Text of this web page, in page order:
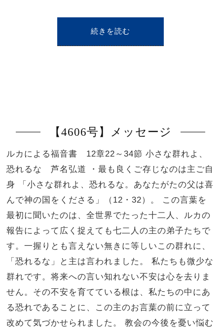
続きを読む
【4606号】メッセージ
ルカによる福音書 12章22～34節 小さな群れよ、
恐れるな 芦名弘道 ・最も良くご存じなのは主ご自
身 「小さな群れよ、恐れるな。あなたがたの父は喜
んで神の国をくださる」（12・32）。 この言葉を
最初に聞いたのは、全世界でたった十二人、ルカの
報告によって広く捉えても七二人の主の弟子たちで
す。一握りとも言えない無きに等しいこの群れに、
「恐れるな」と主は言われました。 私たちも微少な
群れです。将来への言い知れない不安は心を去りま
せん。その不安を育てている根は、私たちの中にあ
る恐れであることに、この主のお言葉の前に立って
改めて気づかせられました。 教会の今後を憂い悩む